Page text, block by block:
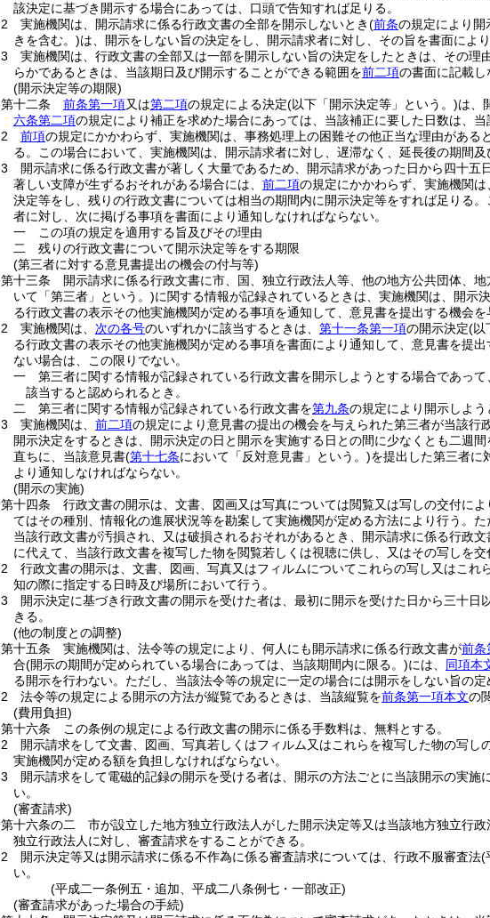
該決定に基づき開示する場合にあっては、口頭で告知すれば足りる。
2
実施機関は、開示請求に係る行政文書の全部を開示しないとき(前条の規定により開
きを含む。)は、開示をしない旨の決定をし、開示請求者に対し、その旨を書面によ
3
実施機関は、行政文書の全部又は一部を開示しない旨の決定をしたときは、その
らかであるときは、当該期日及び開示することができる範囲を前二項の書面に記載し
(開示決定等の期限)
第十二条
前条第一項又は第二項の規定による決定(以下「開示決定等」という。)は、
六条第二項の規定により補正を求めた場合にあっては、当該補正に要した日数は、当
2
前項の規定にかかわらず、実施機関は、事務処理上の困難その他正当な理由があると
る。
この場合において、実施機関は、開示請求者に対し、遅滞なく、延長後の期間
3
開示請求に係る行政文書が著しく大量であるため、開示請求があった日から四十
著しい支障が生ずるおそれがある場合には、 前二項の規定にかかわらず、実施機関
決定等をし、残りの行政文書については相当の期間内に開示決定等をすれば足りる。
者に対し、次に掲げる事項を書面により通知しなければならない。
一
この項の規定を適用する旨及びその理由
二
残りの行政文書について開示決定等をする期限
(第三者に対する意見書提出の機会の付与等)
第十三条
開示請求に係る行政文書に市、国、独立行政法人等、他の地方公共団体、
いて「第三者」という。)に関する情報が記録されているときは、実施機関は、開示
る行政文書の表示その他実施機関が定める事項を通知して、意見書を提出する機会を
2
実施機関は、 次の各号のいずれかに該当するときは、 第十一条第一項の開示決定(以
る行政文書の表示その他実施機関が定める事項を書面により通知して、意見書を提出
ない場合は、この限りでない。
一
第三者に関する情報が記録されている行政文書を開示しようとする場合であっ
該当すると認められるとき。
二
第三者に関する情報が記録されている行政文書を第九条の規定により開示しよう
3
実施機関は、 前二項の規定により意見書の提出の機会を与えられた第三者が当該行
開示決定をするときは、開示決定の日と開示を実施する日との間に少なくとも二週間
直ちに、当該意見書(第十七条において「反対意見書」という。)を提出した第三者に
より通知しなければならない。
(開示の実施)
第十四条
行政文書の開示は、文書、図画又は写真については閲覧又は写しの交付に
てはその種別、情報化の進展状況等を勘案して実施機関が定める方法により行う。 た
当該行政文書が汚損され、又は破損されるおそれがあるとき、開示請求に係る行政
に代えて、当該行政文書を複写した物を閲覧若しくは視聴に供し、又はその写しを
2
行政文書の開示は、文書、図画、写真又はフィルムについてこれらの写し又はこ
知の際に指定する日時及び場所において行う。
3
開示決定に基づき行政文書の開示を受けた者は、最初に開示を受けた日から三十
きる。
(他の制度との調整)
第十五条
実施機関は、法令等の規定により、何人にも開示請求に係る行政文書が前条
合(開示の期間が定められている場合にあっては、当該期間内に限る。)には、 同項本
る開示を行わない。 ただし、当該法令等の規定に一定の場合には開示をしない旨の定
2
法令等の規定による開示の方法が縦覧であるときは、当該縦覧を前条第一項本文の
(費用負担)
第十六条
この条例の規定による行政文書の開示に係る手数料は、無料とする。
2
開示請求をして文書、図画、写真若しくはフィルム又はこれらを複写した物の写
実施機関が定める額を負担しなければならない。
3
開示請求をして電磁的記録の開示を受ける者は、開示の方法ごとに当該開示の実
い。
(審査請求)
第十六条の二
市が設立した地方独立行政法人がした開示決定等又は当該地方独立行
独立行政法人に対し、審査請求をすることができる。
2
開示決定等又は開示請求に係る不作為に係る審査請求については、行政不服審査法(
い。
(平成二一条例五・追加、平成二八条例七・一部改正)
(審査請求があった場合の手続)